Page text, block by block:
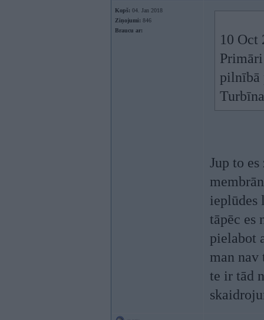
Kopš: 04. Jan 2018
Ziņojumi: 846
Braucu ar:
10 Oct
pilnībā
Jup to
ieplūdes
tāpēc es
pielabot
man nav
te ir tād